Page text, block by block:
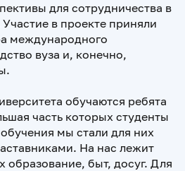
для сотрудничества в
в проекте приняли
международного
вуза и, конечно,
обучаются ребята
часть которых студенты
мы стали для них
На нас лежит
образование, быт, досуг. Для